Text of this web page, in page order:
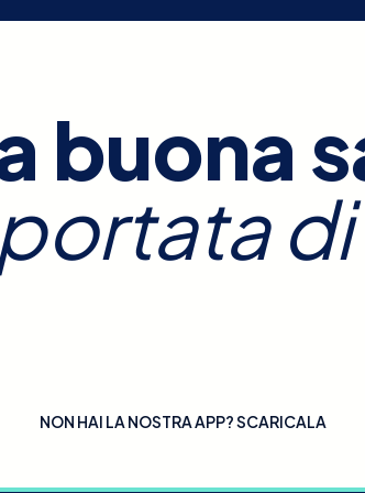
buona
NON HAI LA NOSTRA APP? SCARICALA